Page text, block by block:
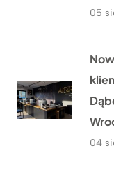
05
04